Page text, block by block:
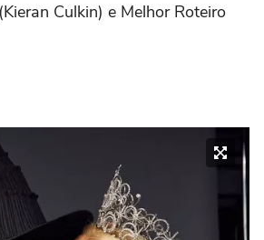
Culkin) e Melhor Roteiro